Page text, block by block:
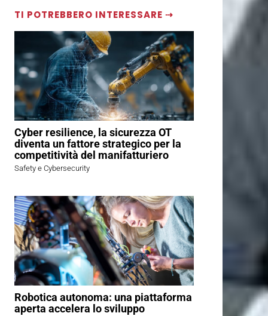
TI POTREBBERO INTERESSARE ⇢
Cyber resilience, la sicurezza OT
diventa un fattore strategico per la
competitività del manifatturiero
Safety e Cybersecurity
Robotica autonoma: una piattaforma
aperta accelera lo sviluppo